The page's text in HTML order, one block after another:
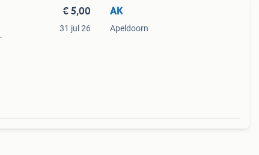
€ 5,00
31 jul 26
AK
Apeldoorn